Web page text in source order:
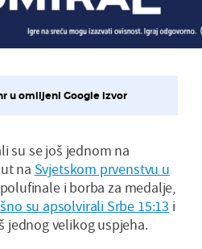
u omiljeni Google izvor
su se još jednom na
na Svjetskom prvenstvu u
i borba za medalje,
su apsolvirali Srbe 15:13 i
jednog velikog uspjeha.